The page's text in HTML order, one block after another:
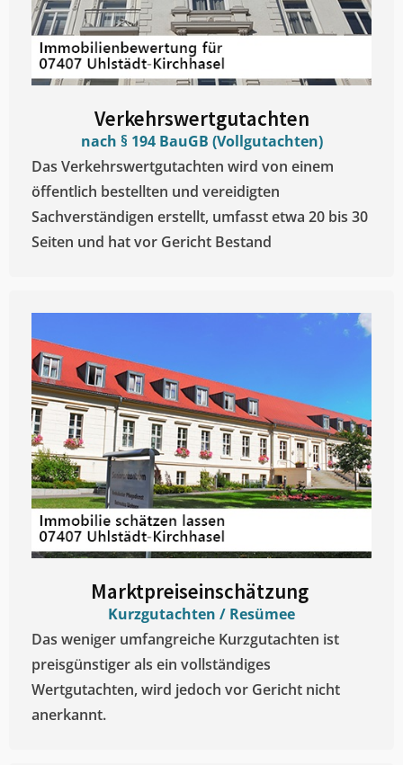
Verkehrswertgutachten
nach § 194 BauGB (Vollgutachten)
Das Verkehrswertgutachten wird von einem
öffentlich bestellten und vereidigten
Sachverständigen erstellt, umfasst etwa 20 bis 30
Seiten und hat vor Gericht Bestand
Marktpreiseinschätzung ​
Kurzgutachten / Resümee
Das weniger umfangreiche Kurzgutachten ist
preisgünstiger als ein vollständiges
Wertgutachten, wird jedoch vor Gericht nicht
anerkannt.